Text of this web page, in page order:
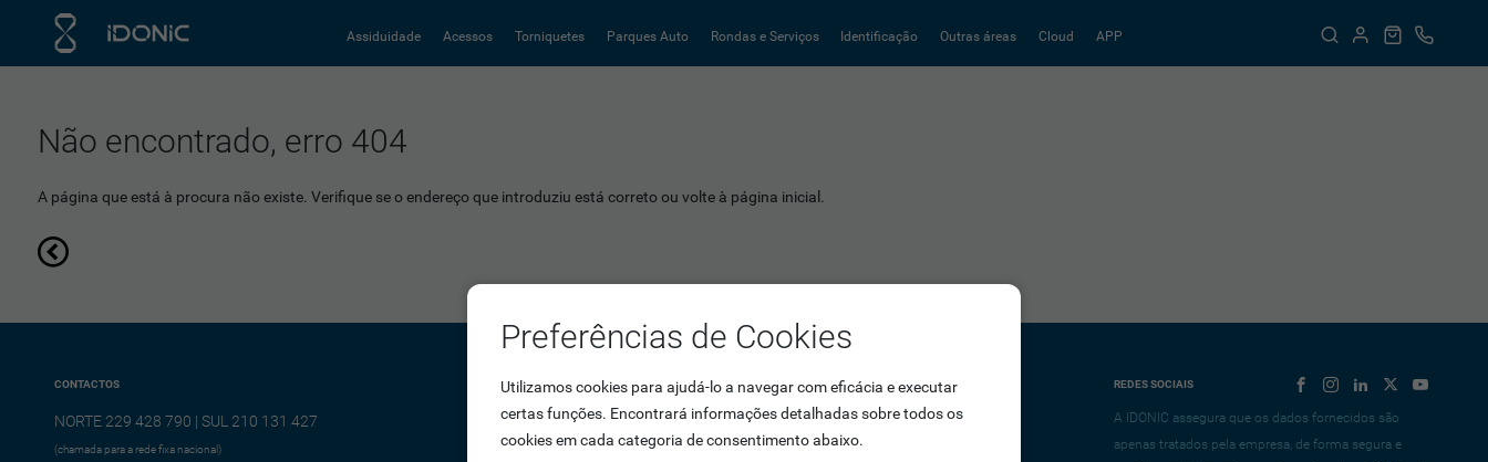
Assiduidade Acessos Torniquetes Parques Auto Rondas e Serviços Identificação Outras áreas Cloud APP
Não encontrado, erro 404
A página que está à procura não existe. Verifique se o endereço que introduziu está correto ou volte à página inicial.
CONTACTOS
NORTE 229 428 790 | SUL 210 131 427
(chamada para a rede fixa nacional)
REDES SOCIAIS
A IDONIC assegura que os dados fornecidos são
apenas tratados pela empresa, de forma segura e
Preferências de Cookies
Utilizamos cookies para ajudá-lo a navegar com eficácia e executar
certas funções. Encontrará informações detalhadas sobre todos os
cookies em cada categoria de consentimento abaixo.